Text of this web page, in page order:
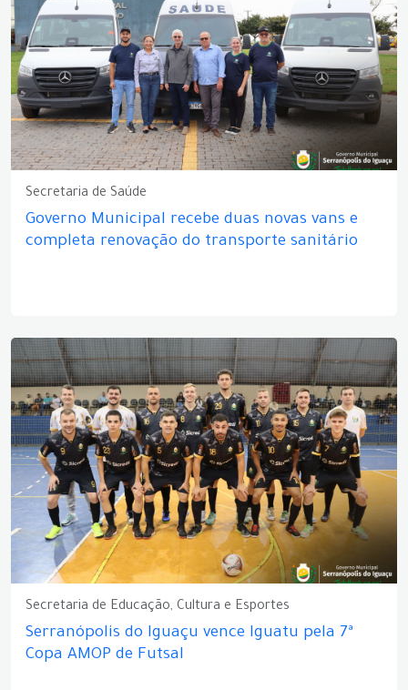
Secretaria de Saúde
Governo Municipal recebe duas novas vans e
completa renovação do transporte sanitário
Secretaria de Educação, Cultura e Esportes
Serranópolis do Iguaçu vence Iguatu pela 7ª
Copa AMOP de Futsal